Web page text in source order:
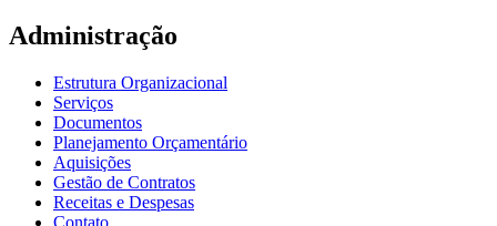
Administração
Estrutura Organizacional
Serviços
Documentos
Planejamento Orçamentário
Aquisições
Gestão de Contratos
Receitas e Despesas